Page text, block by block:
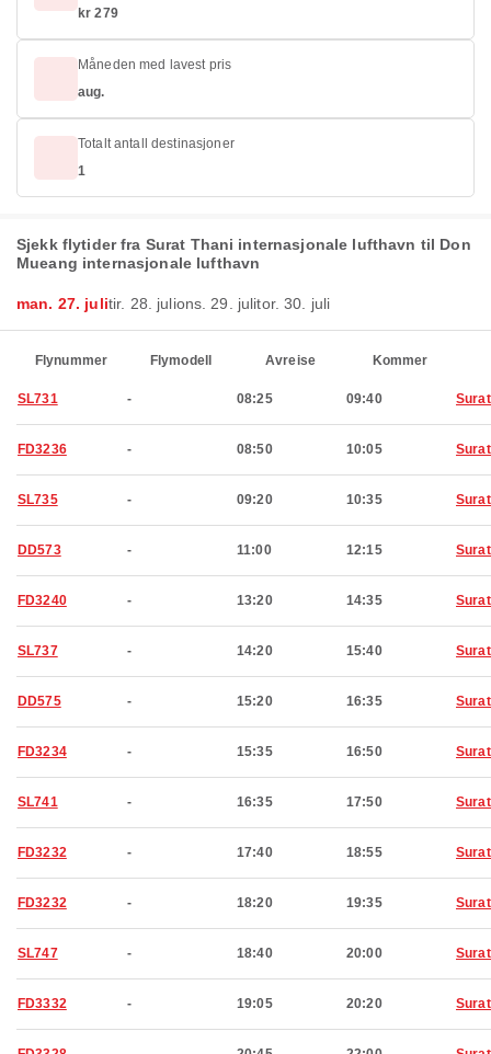
kr 279
Måneden med lavest pris
aug.
Totalt antall destinasjoner
1
Sjekk flytider fra Surat Thani internasjonale lufthavn til Don
Mueang internasjonale lufthavn
man. 27. julitir. 28. julions. 29. julitor. 30. juli
Flynummer Flymodell Avreise Kommer
SL731 - 08:25 09:40
FD3236 - 08:50 10:05
SL735 - 09:20 10:35
DD573 - 11:00 12:15
FD3240 - 13:20 14:35
SL737 - 14:20 15:40
DD575 - 15:20 16:35
FD3234 - 15:35 16:50
SL741 - 16:35 17:50
FD3232 - 17:40 18:55
FD3232 - 18:20 19:35
SL747 - 18:40 20:00
FD3332 - 19:05 20:20